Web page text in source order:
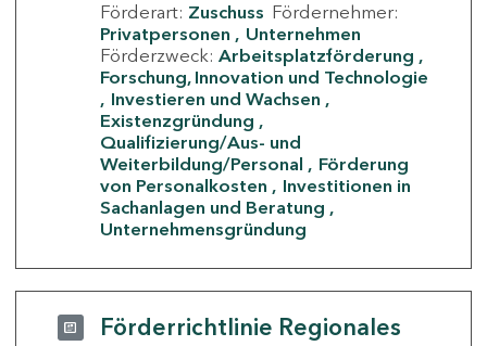
Förderart: Zuschuss Fördernehmer:
Privatpersonen
Unternehmen
Förderzweck: Arbeitsplatzförderung
Forschung, Innovation und Technologie
Investieren und Wachsen
Existenzgründung
Qualifizierung/Aus- und
Weiterbildung/Personal
Förderung
von Personalkosten
Investitionen in
Sachanlagen und Beratung
Unternehmensgründung
Förderrichtlinie Regionales